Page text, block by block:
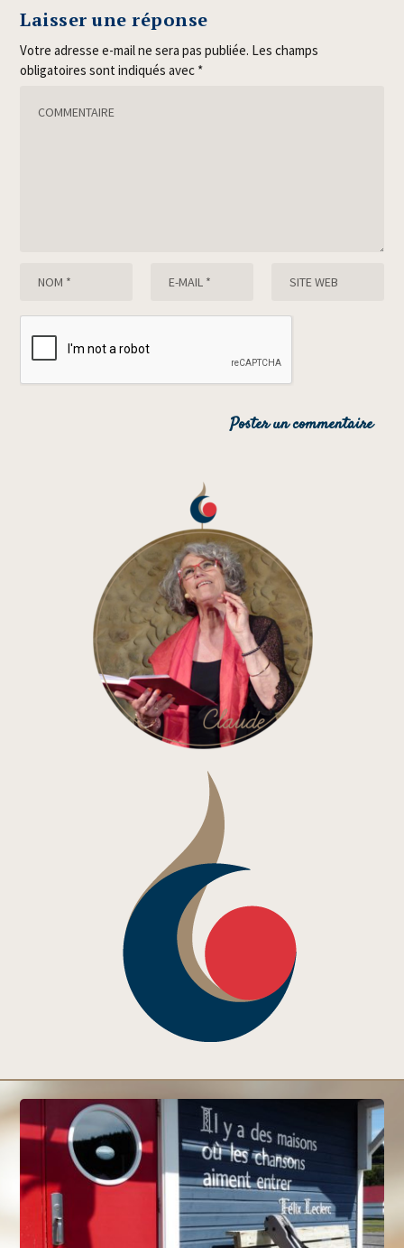
Laisser une réponse
Votre adresse e-mail ne sera pas publiée. Les champs
obligatoires sont indiqués avec *